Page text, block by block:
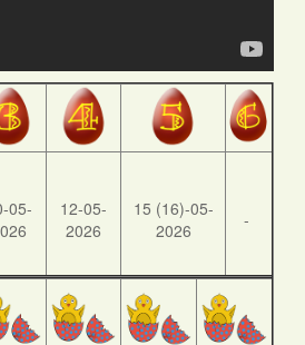
05-
12-05-
2026
15 (16)-05-
2026
-